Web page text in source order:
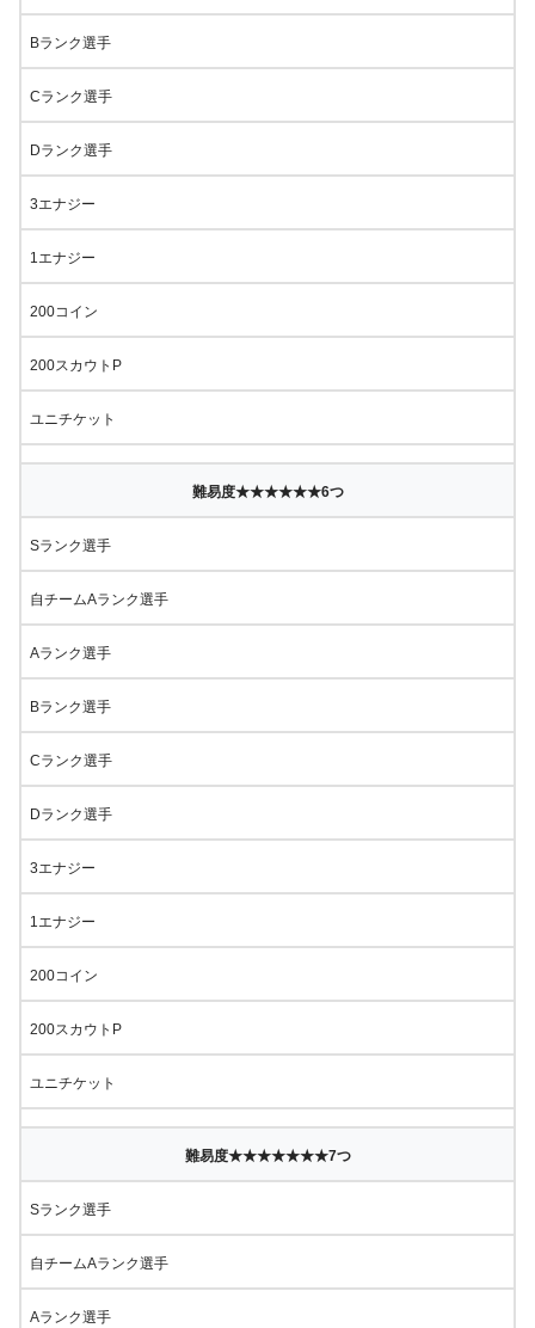
Bランク選手
Cランク選手
Dランク選手
3エナジー
1エナジー
200コイン
200スカウトP
ユニチケット
難易度★★★★★★6つ
Sランク選手
自チームAランク選手
Aランク選手
Bランク選手
Cランク選手
Dランク選手
3エナジー
1エナジー
200コイン
200スカウトP
ユニチケット
難易度★★★★★★★7つ
Sランク選手
自チームAランク選手
Aランク選手